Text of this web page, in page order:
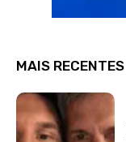
MAIS RECENTES